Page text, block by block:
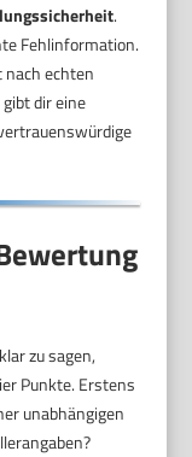
.
Fehlinformation.
nach echten
dir eine
zu sagen,
Punkte. Erstens
unabhängigen